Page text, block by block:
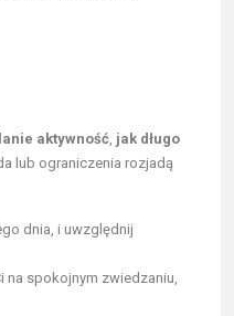
aktywność jak długo
lub ograniczenia rozjadą
dnia, i uwzględnij
spokojnym zwiedzaniu,